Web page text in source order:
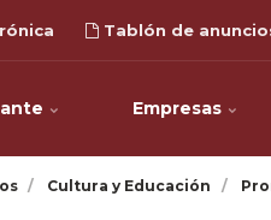
Tablón de
Empresas
Cultura y Educación